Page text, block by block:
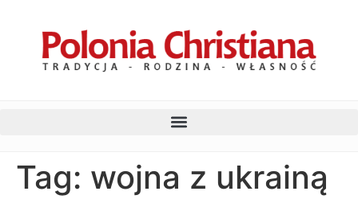
Tag: wojna z ukrainą